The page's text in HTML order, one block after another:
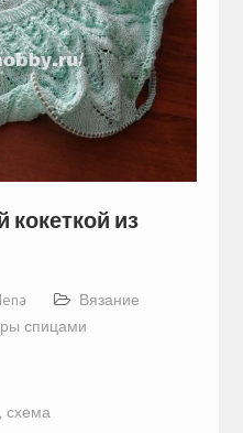
кокеткой из
Вязание
спицами
схема